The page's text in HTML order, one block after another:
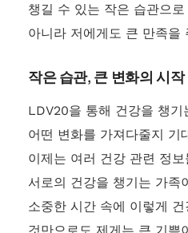
챙길 수 있는 작은 습관으
아니라 저에게도 큰 만족을
작은 습관, 큰 변화의 시작
LDV20을 통해 건강을 챙기
어떤 변화를 가져다줄지 기
이제는 여러 건강 관련 정
서로의 건강을 챙기는 가족
소중한 시간 속에 이렇게